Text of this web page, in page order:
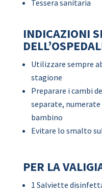
Tessera sanitaria
INDICAZIONI
Utilizzare sempre
stagione
Preparare i cambi
separate,
bambino
Evitare lo smalto
PER LA
1 Salviette